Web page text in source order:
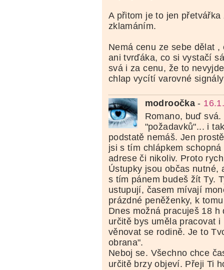
A přitom je to jen
zklamáním.
Nemá cenu ze sebe dělat
ani tvrďáka, co si vystačí
svá i za cenu, že to
chlap vycítí varovné
modroočka -
Romano, buď
"požadavků"... i
podstatě nemáš. Jen
jsi s tím chlápkem
adrese či nikoliv. Proto
Ústupky jsou občas nutné,
s tím pánem budeš žít Ty.
ustupují, časem mívají
prázdné peněženky, k
Dnes možná pracuješ 18
určitě bys uměla pracovat i
věnovat se rodině. Je to
obrana".
Neboj se. Všechno chce
určitě brzy objeví. Přeji Ti